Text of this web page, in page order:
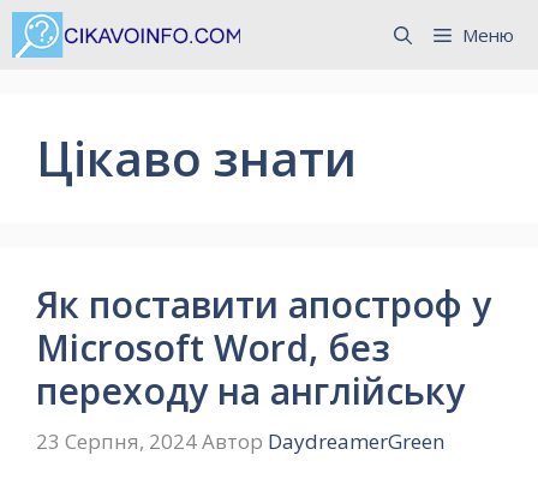
Перейти
до
Меню
Цікаво знати
Як поставити апостроф у
Microsoft Word, без
переходу на англійську
23 Серпня, 2024Автор DaydreamerGreen